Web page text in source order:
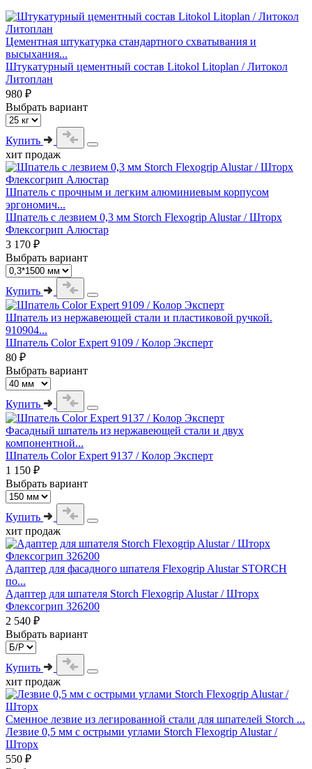
Цементная штукатурка стандартного схватывания и
высыхания...
Штукатурный цементный состав Litokol Litoplan / Литокол
Литоплан
980 ₽
Выбрать вариант
Купить
хит продаж
Шпатель с прочным и легким алюминиевым корпусом
эргономич...
Шпатель с лезвием 0,3 мм Storch Flexogrip Alustar / Шторх
Флексогрип Алюстар
3 170 ₽
Выбрать вариант
Купить
Шпатель из нержавеющей стали и пластиковой ручкой.
910904...
Шпатель Color Expert 9109 / Колор Эксперт
80 ₽
Выбрать вариант
Купить
Фасадный шпатель из нержавеющей стали и двух
компонентной...
Шпатель Color Expert 9137 / Колор Эксперт
1 150 ₽
Выбрать вариант
Купить
хит продаж
Адаптер для фасадного шпателя Flexogrip Alustar STORCH
по...
Адаптер для шпателя Storch Flexogrip Alustar / Шторх
Флексогрип 326200
2 540 ₽
Выбрать вариант
Купить
хит продаж
Сменное лезвие из легированной стали для шпателей Storch ...
Лезвие 0,5 мм с острыми углами Storch Flexogrip Alustar /
Шторх
550 ₽